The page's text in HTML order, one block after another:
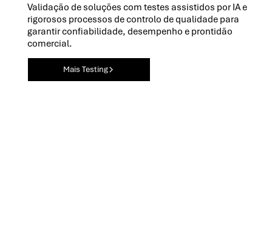
Validação de soluções com testes assistidos por IA e
rigorosos processos de controlo de qualidade para
garantir confiabilidade, desempenho e prontidão
comercial.
Mais Testing